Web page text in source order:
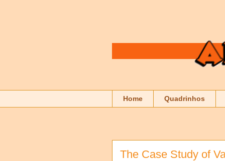
Home Quadrinhos
The Case Study of